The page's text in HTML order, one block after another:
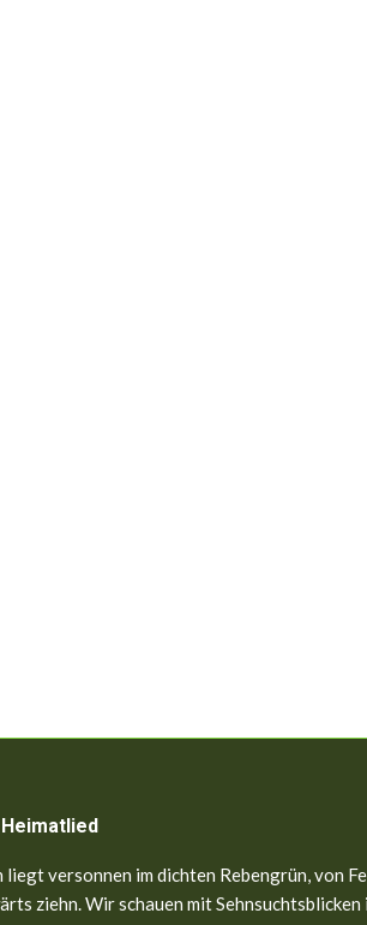
liegt versonnen im dichten Rebengrün, von
ziehn. Wir schauen mit Sehnsuchtsblicken